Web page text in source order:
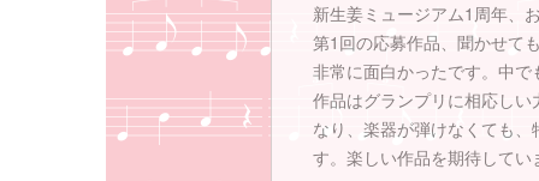
新生姜ミュージアム1周年、
第1回の応募作品、聞かせて
非常に面白かったです。中
作品はグランプリに相応し
なり、楽器が弾けなくても
す。楽しい作品を期待してい